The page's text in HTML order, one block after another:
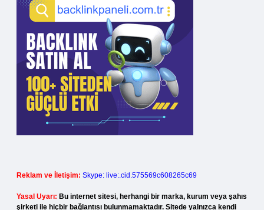
Reklam ve İletişim: Skype: live:.cid.575569c608265c69
Yasal Uyarı: Bu internet sitesi, herhangi bir marka, kurum veya şahıs
şirketi ile hiçbir bağlantısı bulunmamaktadır. Sitede yalnızca kendi